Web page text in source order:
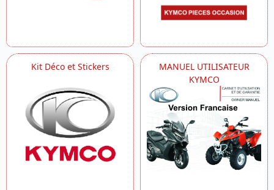
Kit Déco et Stickers
MANUEL UTILISATEUR
KYMCO